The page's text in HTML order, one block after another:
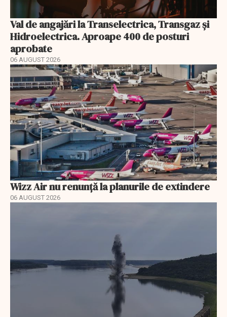
Val de angajări la Transelectrica, Transgaz și
Hidroelectrica. Aproape 400 de posturi
aprobate
06 AUGUST 2026
Wizz Air nu renunță la planurile de extindere
06 AUGUST 2026